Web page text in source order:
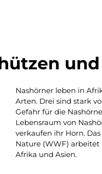
Nashörner leben in
Arten. Drei sind stark
Gefahr für die
Lebensraum von
verkaufen ihr Horn.
Nature (WWF) arbeitet
Afrika und Asien.